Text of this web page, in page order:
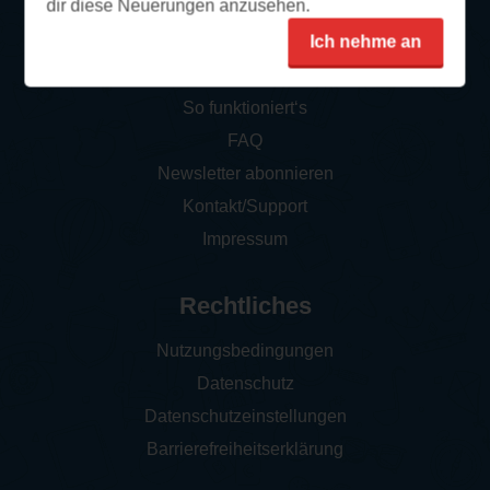
dir diese Neuerungen anzusehen.
Ich nehme an
So funktioniert‘s
FAQ
Newsletter abonnieren
Kontakt/Support
Impressum
Rechtliches
Nutzungsbedingungen
Datenschutz
Datenschutzeinstellungen
Barrierefreiheitserklärung